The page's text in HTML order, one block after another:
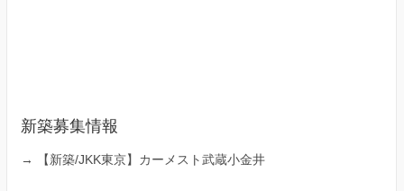
新築募集情報
→ 【新築/JKK東京】カーメスト武蔵小金井